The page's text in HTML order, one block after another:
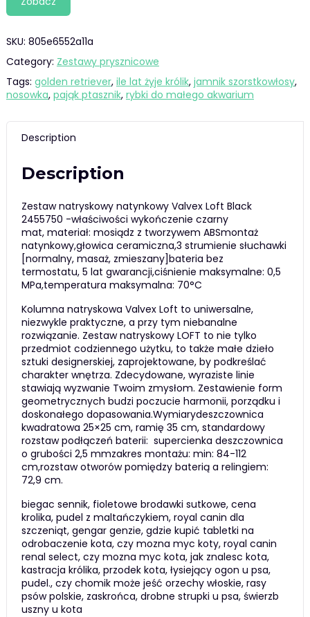
SKU: 805e6552a11a
Category: Zestawy prysznicowe
Tags: golden retriever, ile lat żyje królik, jamnik szorstkowłosy,
nosowka, pająk ptasznik, rybki do małego akwarium
Description
Description
Zestaw natryskowy natynkowy Valvex Loft Black
2455750 -właściwości wykończenie czarny
mat, materiał: mosiądz z tworzywem ABSmontaż
natynkowy,głowica ceramiczna,3 strumienie słuchawki
[normalny, masaż, zmieszany]bateria bez
termostatu, 5 lat gwarancji,ciśnienie maksymalne: 0,5
MPa,temperatura maksymalna: 70°C
Kolumna natryskowa Valvex Loft to uniwersalne,
niezwykle praktyczne, a przy tym niebanalne
rozwiązanie. Zestaw natryskowy LOFT to nie tylko
przedmiot codziennego użytku, to także małe dzieło
sztuki designerskiej, zaprojektowane, by podkreślać
charakter wnętrza. Zdecydowane, wyraziste linie
stawiają wyzwanie Twoim zmysłom. Zestawienie form
geometrycznych budzi poczucie harmonii, porządku i
doskonałego dopasowania.Wymiarydeszczownica
kwadratowa 25×25 cm, ramię 35 cm, standardowy
rozstaw podłączeń baterii: supercienka deszczownica
o grubości 2,5 mmzakres montażu: min: 84-112
cm,rozstaw otworów pomiędzy baterią a relingiem:
72,9 cm.
biegac sennik, fioletowe brodawki sutkowe, cena
krolika, pudel z maltańczykiem, royal canin dla
szczeniąt, gengar genzie, gdzie kupić tabletki na
odrobaczenie kota, czy mozna myc koty, royal canin
renal select, czy mozna myc kota, jak znalesc kota,
kastracja królika, przodek kota, łysiejący ogon u psa,
pudel., czy chomik może jeść orzechy włoskie, rasy
psów polskie, zaskrońca, drobne strupki u psa, świerzb
uszny u kota